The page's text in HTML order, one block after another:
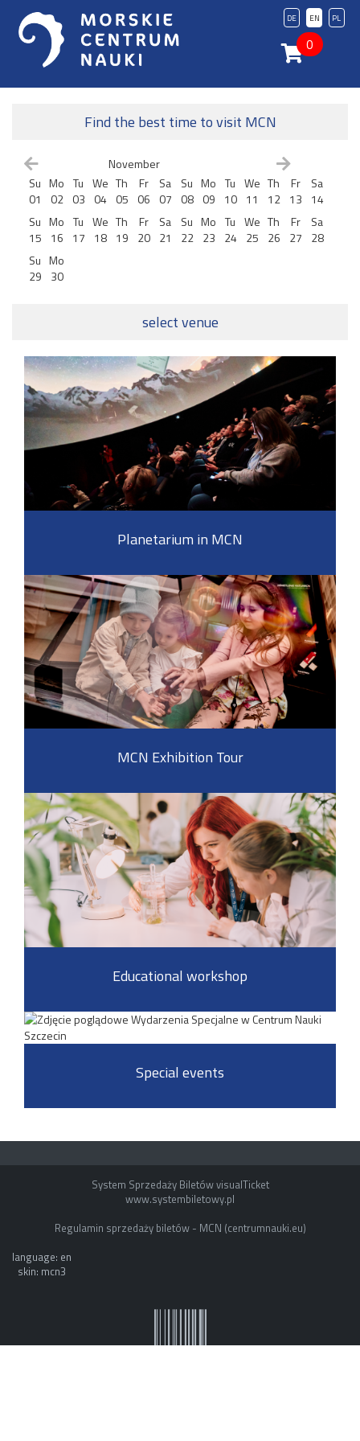
PL
EN
DE
0
Find the best time to visit MCN
November
Su
01
Mo
02
Tu
03
We
04
Th
05
Fr
06
Sa
07
Su
08
Mo
09
Tu
10
We
11
Th
12
Fr
13
Sa
14
Su
15
Mo
16
Tu
17
We
18
Th
19
Fr
20
Sa
21
Su
22
Mo
23
Tu
24
We
25
Th
26
Fr
27
Sa
28
Su
29
Mo
30
select venue
Planetarium in MCN
MCN Exhibition Tour
Educational workshop
Special events
System Sprzedaży Biletów visualTicket
www.systembiletowy.pl
Regulamin sprzedaży biletów - MCN (centrumnauki.eu)
language: en
skin: mcn3